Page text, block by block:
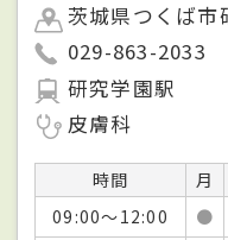
茨城県つくば市
029-863-2033
研究学園駅
皮膚科
時間 月
09:00～12:00
●